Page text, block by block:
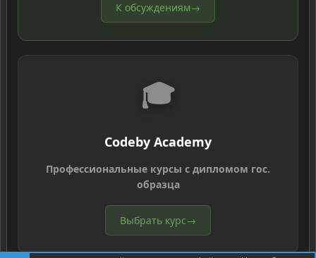
К обсуждениям→
🎓
Codeby Academy
Профессиональные курсы с дипломом гос.
образца
Выбрать курс→